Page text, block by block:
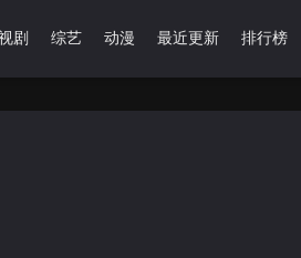
剧 综艺 动漫 最近更新 排行榜